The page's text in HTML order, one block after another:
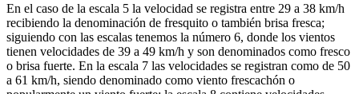
En el caso de la escala 5 la velocidad se registra entre 29 a 38 km/h
recibiendo la denominación de fresquito o también brisa fresca;
siguiendo con las escalas tenemos la número 6, donde los vientos
tienen velocidades de 39 a 49 km/h y son denominados como fresco
o brisa fuerte. En la escala 7 las velocidades se registran como de 50
a 61 km/h, siendo denominado como viento frescachón o